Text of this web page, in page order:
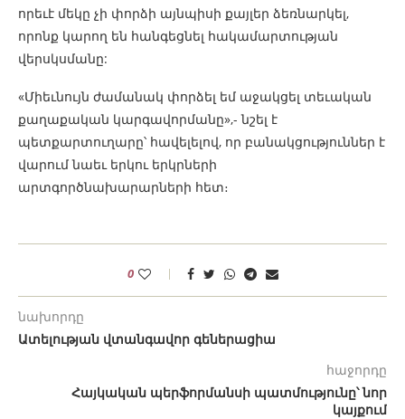
որեւէ մեկը չի փորձի այնպիսի քայլեր ձեռնարկել,
որոնք կարող են հանգեցնել հակամարտության
վերսկսմանը:
«Միեւնույն ժամանակ փորձել եմ աջակցել տեւական
քաղաքական կարգավորմանը»,- նշել է
պետքարտուղարը՝ հավելելով, որ բանակցություններ է
վարում նաեւ երկու երկրների
արտգործնախարարների հետ։
0
նախորդը
Ատելության վտանգավոր գեներացիա
հաջորդը
Հայկական պերֆորմանսի պատմությունը՝ նոր
կայքում